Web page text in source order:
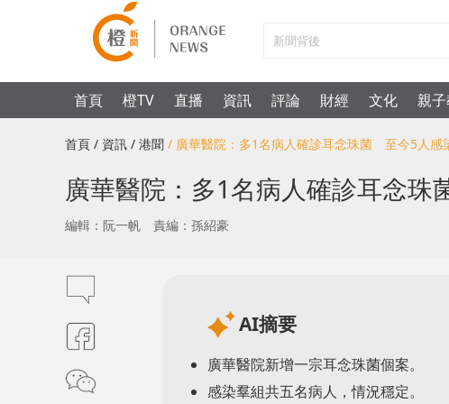
首頁 橙TV 直播 資訊 評論 財經 文化 親
首頁 / 資訊 / 港聞 / 廣華醫院：多1名病人確診耳念珠菌 至今5人感
廣華醫院：多1名病人確診耳念
編輯：阮一帆 責編：孫紹豪
AI摘要
廣華醫院新增一宗耳念珠菌個案。
感染羣組共五名病人，情況穩定。